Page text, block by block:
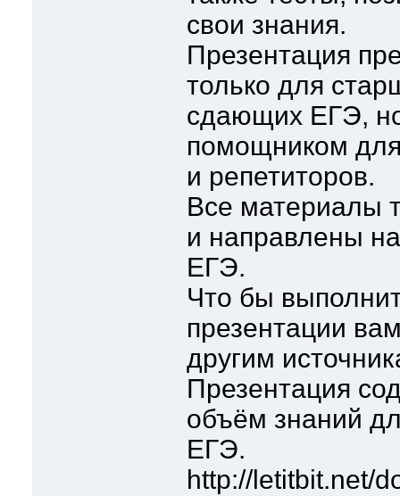
свои знания.
Презентация
только для
сдающих ЕГЭ,
помощником
и репетиторов.
Все материалы
и направлены
ЕГЭ.
Что бы
презентации
другим
Презентация
объём знаний
ЕГЭ.
http://letitbit.net/